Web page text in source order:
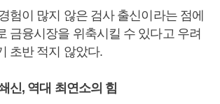
험이 많지 않은 검사 출신이라는 점에
금융시장을 위축시킬 수 있다고 우려
초반 적지 않았다.
신, 역대 최연소의 힘